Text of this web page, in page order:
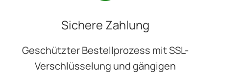
Sichere Zahlung
Geschützter Bestellprozess mit SSL-
Verschlüsselung und gängigen